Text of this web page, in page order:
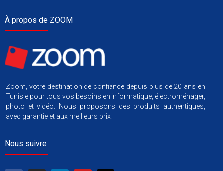
À propos de ZOOM
Zoom, votre destination de confiance depuis plus de 20 ans en
Tunisie pour tous vos besoins en informatique, électroménager,
photo et vidéo. Nous proposons des produits authentiques,
avec garantie et aux meilleurs prix.
Nous suivre